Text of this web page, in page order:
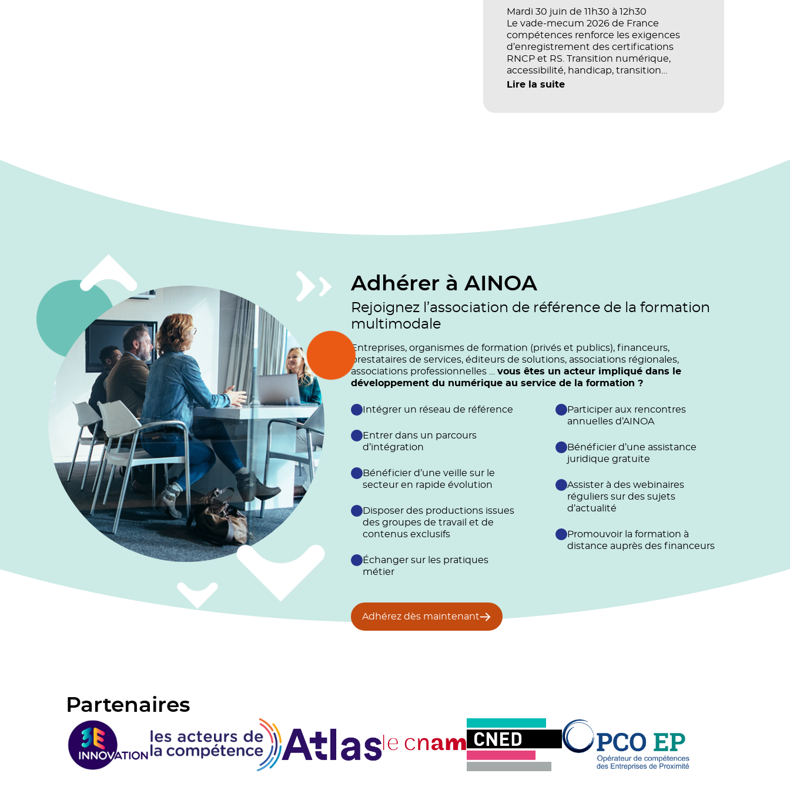
Mardi 30 juin de 11h30 à 12h30
Le vade-mecum 2026 de France
compétences renforce les exigences
d’enregistrement des certifications
RNCP et RS. Transition numérique,
accessibilité, handicap, transition
écologique : quels impacts concrets pour
Lire la suite
Adhérer à AINOA
Rejoignez l’association de référence de la formation
multimodale
Entreprises, organismes de formation (privés et publics), financeurs,
prestataires de services, éditeurs de solutions, associations régionales,
associations professionnelles … vous êtes un acteur impliqué dans le
développement du numérique au service de la formation ?
Intégrer un réseau de référence
Entrer dans un parcours
d’intégration
Bénéficier d’une veille sur le
secteur en rapide évolution
Disposer des productions issues
des groupes de travail et de
contenus exclusifs
Échanger sur les pratiques
métier
Participer aux rencontres
annuelles d’AINOA
Bénéficier d’une assistance
juridique gratuite
Assister à des webinaires
réguliers sur des sujets
d’actualité
Promouvoir la formation à
distance auprès des financeurs
Adhérez dès maintenant
Partenaires